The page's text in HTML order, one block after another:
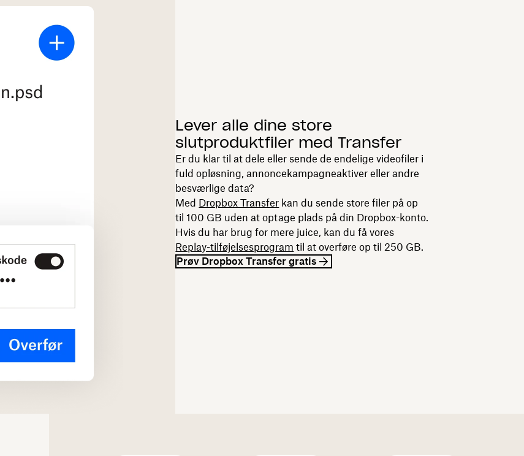
Lever alle dine store
slutproduktfiler med Transfer
Er du klar til at dele eller sende de endelige videofiler i
fuld opløsning, annoncekampagneaktiver eller andre
besværlige data?
Med Dropbox Transfer kan du sende store filer på op
til 100 GB uden at optage plads på din Dropbox-konto.
Hvis du har brug for mere juice, kan du få vores
Replay-tilføjelsesprogram til at overføre op til 250 GB.
Prøv Dropbox Transfer gratis